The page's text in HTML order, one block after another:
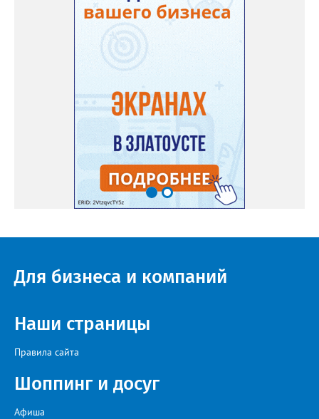
Для бизнеса и компаний
Наши страницы
Правила сайта
Шоппинг и досуг
Афиша